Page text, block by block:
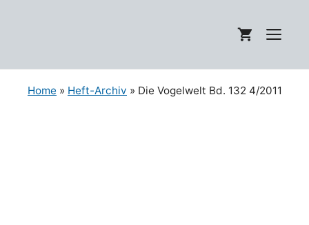
Home » Heft-Archiv » Die Vogelwelt Bd. 132 4/2011